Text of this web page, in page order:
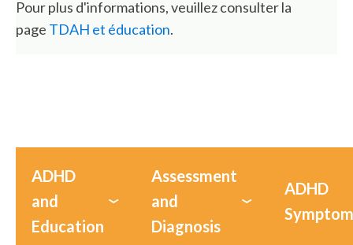
Pour plus d'informations, veuillez consulter la
page TDAH et éducation.
ADHD
and
Education
Assessment
and
Diagnosis
ADHD